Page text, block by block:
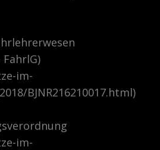
im-
BJNR216210017.html)
im-